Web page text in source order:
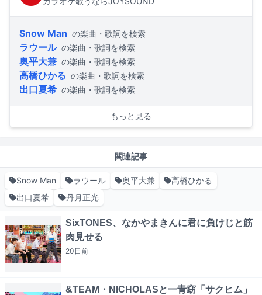
Snow Man の楽曲・歌詞を検索
ラウール の楽曲・歌詞を検索
奥平大兼 の楽曲・歌詞を検索
高橋ひかる の楽曲・歌詞を検索
出口夏希 の楽曲・歌詞を検索
もっと見る
関連記事
Snow Man ラウール 奥平大兼
高橋ひかる
出口夏希
丹月正光
SixTONES、なかやまきんに君に負けじと筋
肉見せる
20日前
&TEAM・NICHOLASと一青窈「サクヒム」